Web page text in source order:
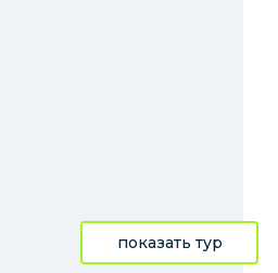
показать тур